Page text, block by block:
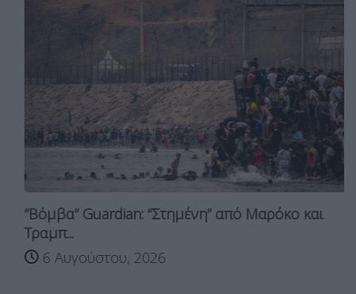
“Βόμβα” Guardian: “Στημένη” από Μαρόκο και
Τραμπ...
6 Αυγούστου, 2026